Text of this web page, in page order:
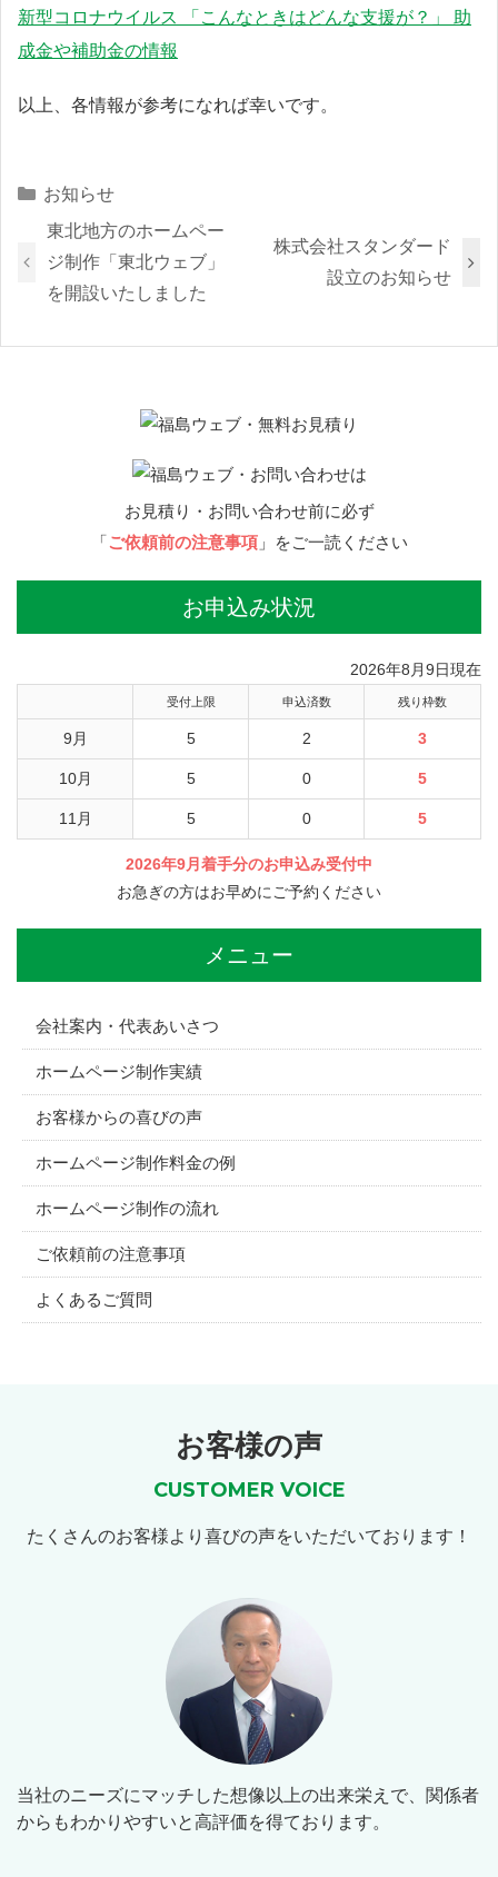
新型コロナウイルス 「こんなときはどんな支援が？」 助
成金や補助金の情報
以上、各情報が参考になれば幸いです。
Categories
お知らせ
東北地方のホームペー
ジ制作「東北ウェブ」
を開設いたしました
株式会社スタンダード
設立のお知らせ
お見積り・お問い合わせ前に必ず
「ご依頼前の注意事項」をご一読ください
お申込み状況
2026年8月9日現在
受付上限 申込済数 残り枠数
9月 5 2 3
10月 5 0 5
11月 5 0 5
2026年9月着手分のお申込み受付中
お急ぎの方はお早めにご予約ください
メニュー
会社案内・代表あいさつ
ホームページ制作実績
お客様からの喜びの声
ホームページ制作料金の例
ホームページ制作の流れ
ご依頼前の注意事項
よくあるご質問
お客様の声
CUSTOMER VOICE
たくさんのお客様より喜びの声をいただいております！
当社のニーズにマッチした想像以上の出来栄えで、関係者
からもわかりやすいと高評価を得ております。